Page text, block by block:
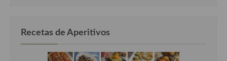
Recetas de Aperitivos